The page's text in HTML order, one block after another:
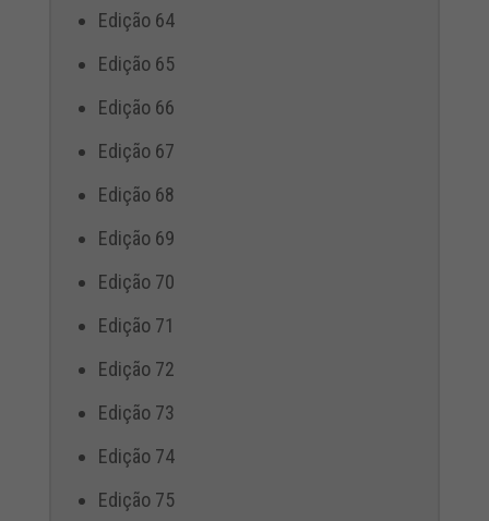
Edição 64
Edição 65
Edição 66
Edição 67
Edição 68
Edição 69
Edição 70
Edição 71
Edição 72
Edição 73
Edição 74
Edição 75